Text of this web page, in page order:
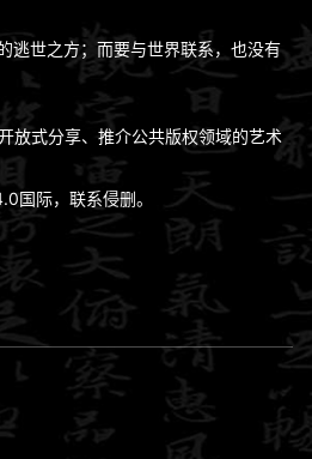
逃世之方；而要与世界联系，也没有
放式分享、推介公共版权领域的艺术
国际，联系侵删。